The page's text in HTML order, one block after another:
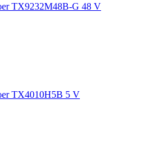
TX9232M48B-G 48 V
TX4010H5B 5 V